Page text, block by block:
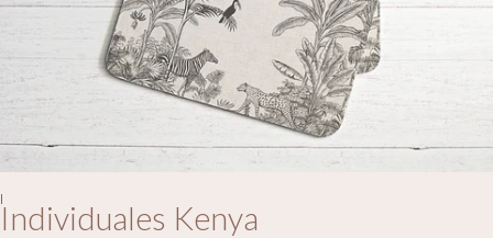
|
Individuales Kenya